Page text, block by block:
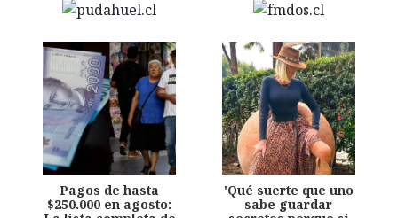
Pagos de hasta
$250.000 en agosto:
'Qué suerte que uno
sabe guardar